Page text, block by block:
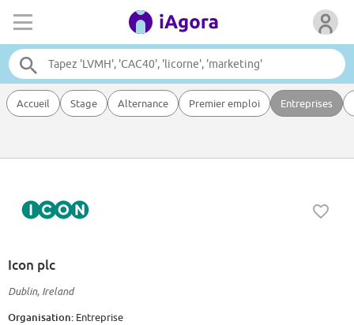
Accueil Stage Alternance Premier emploi Entreprises
Icon plc
Dublin, Ireland
Organisation: Entreprise